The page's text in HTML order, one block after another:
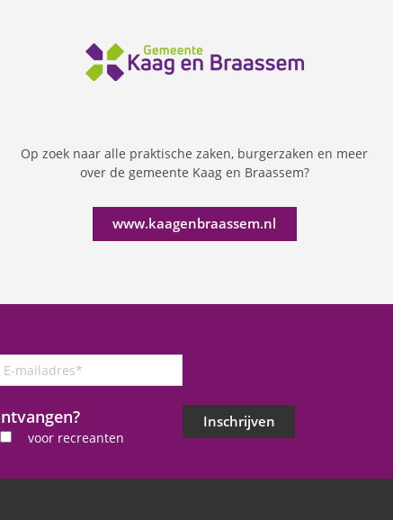
Op zoek naar alle praktische zaken, burgerzaken en meer
over de gemeente Kaag en Braassem?
www.kaagenbraassem.nl
voor recreanten
Inschrijven